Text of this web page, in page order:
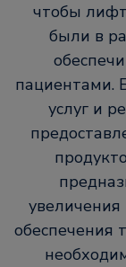
чтобы
были в
пациентами.
услуг и
обеспечения